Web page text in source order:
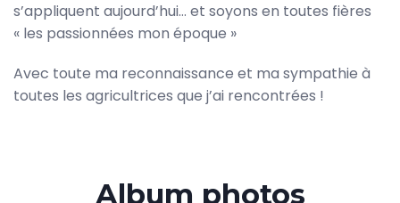
s’appliquent aujourd’hui… et soyons en toutes fières
« les passionnées mon époque »
Avec toute ma reconnaissance et ma sympathie à
toutes les agricultrices que j’ai rencontrées !
Album photos